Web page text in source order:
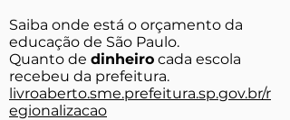
Saiba onde está o orçamento da
educação de São Paulo.
Quanto de dinheiro cada escola
recebeu da prefeitura.
livroaberto.sme.prefeitura.sp.gov.br/r
egionalizacao